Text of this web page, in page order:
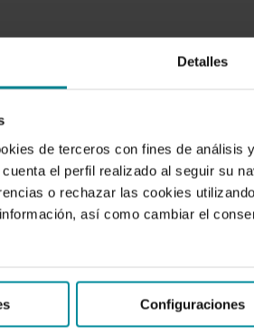
Detalles
de terceros con fines de análisis
el perfil realizado al seguir su
o rechazar las cookies
así como cambiar el
Configuraciones
de facturación electrónica,
consiste en la transmisión
emisor y receptor por medios
certificados digitales reconocidos
validez en España. Las n
determinadas disposiciones